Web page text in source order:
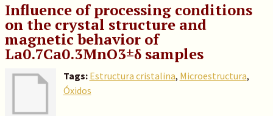
Influence of processing conditions
on the crystal structure and
magnetic behavior of
La0.7Ca0.3MnO3±δ samples
Tags: Estructura cristalina, Microestructura,
Óxidos